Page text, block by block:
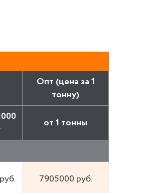
Опт (цена за 1
тонну)
от 1 тонны
7905000 руб.